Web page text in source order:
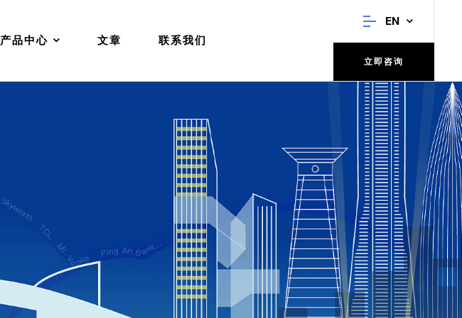
产品中心 文章 联系我们
EN
立即咨询